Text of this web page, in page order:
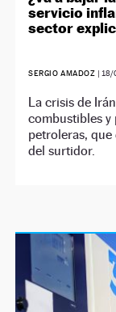
servicio
sector
SERGIO AMADOZ | 18/
La crisis de
combustibles y
petroleras,
del surtidor.